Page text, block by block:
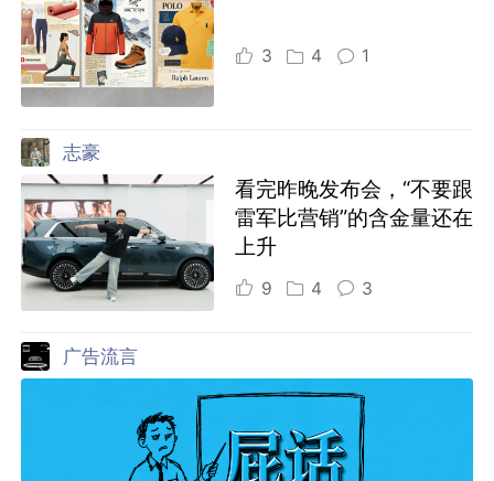
3 4 1
志豪
看完昨晚发布会，“不要跟
雷军比营销”的含金量还在
上升
9 4 3
广告流言